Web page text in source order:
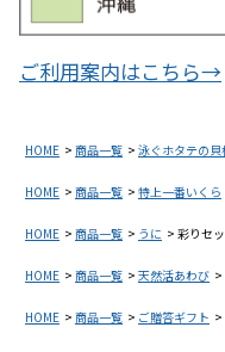
ご利用案内はこちら→
HOME 商品一覧 泳ぐホタテの貝
HOME 商品一覧 特上一番いくら
HOME 商品一覧 うに 彩りセ
HOME 商品一覧 天然活あわび
HOME 商品一覧 ご贈答ギフト